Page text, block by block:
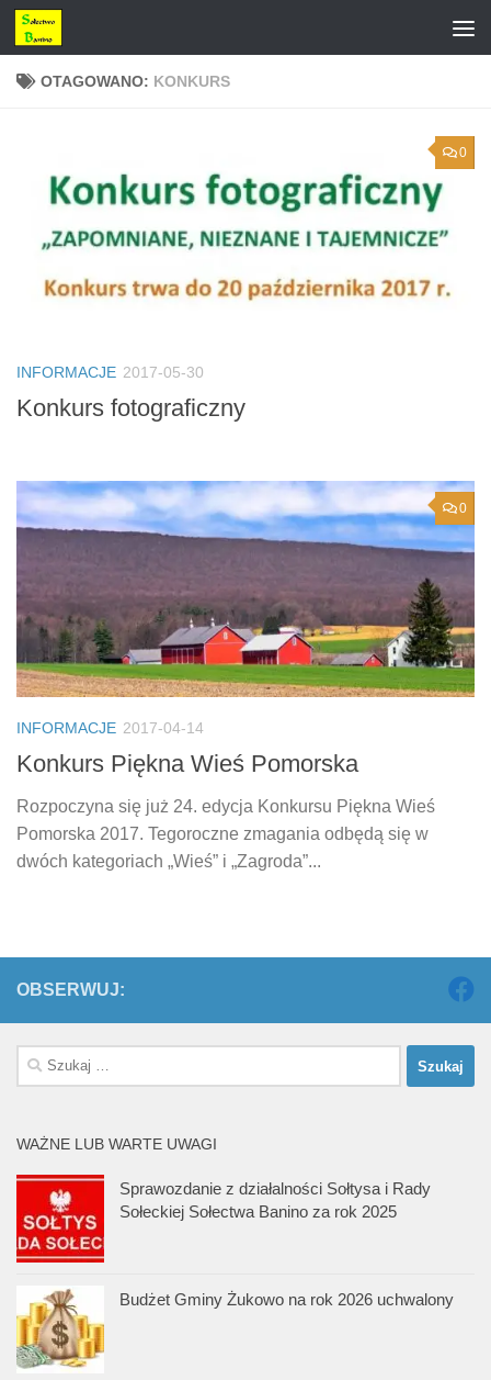
Przejdź do treści
OTAGOWANO: KONKURS
0
INFORMACJE 2017-05-30
Konkurs fotograficzny
0
INFORMACJE 2017-04-14
Konkurs Piękna Wieś Pomorska
Rozpoczyna się już 24. edycja Konkursu Piękna Wieś
Pomorska 2017. Tegoroczne zmagania odbędą się w
dwóch kategoriach „Wieś” i „Zagroda”...
OBSERWUJ:
Szukaj:
WAŻNE LUB WARTE UWAGI
Sprawozdanie z działalności Sołtysa i Rady
Sołeckiej Sołectwa Banino za rok 2025
Budżet Gminy Żukowo na rok 2026 uchwalony